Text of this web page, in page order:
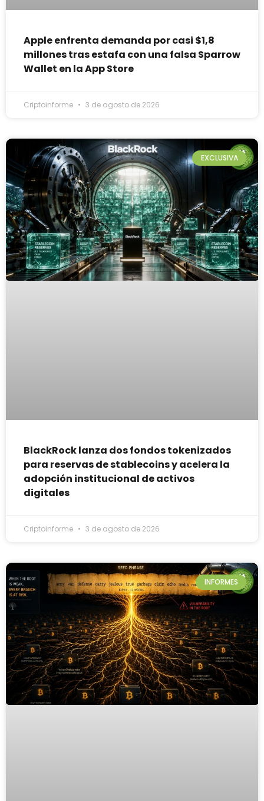
Apple enfrenta demanda por casi $1,8
millones tras estafa con una falsa Sparrow
Wallet en la App Store
Criptoinforme 3 de agosto de 2026
EXCLUSIVA
BlackRock lanza dos fondos tokenizados
para reservas de stablecoins y acelera la
adopción institucional de activos
digitales
Criptoinforme 3 de agosto de 2026
INFORMES